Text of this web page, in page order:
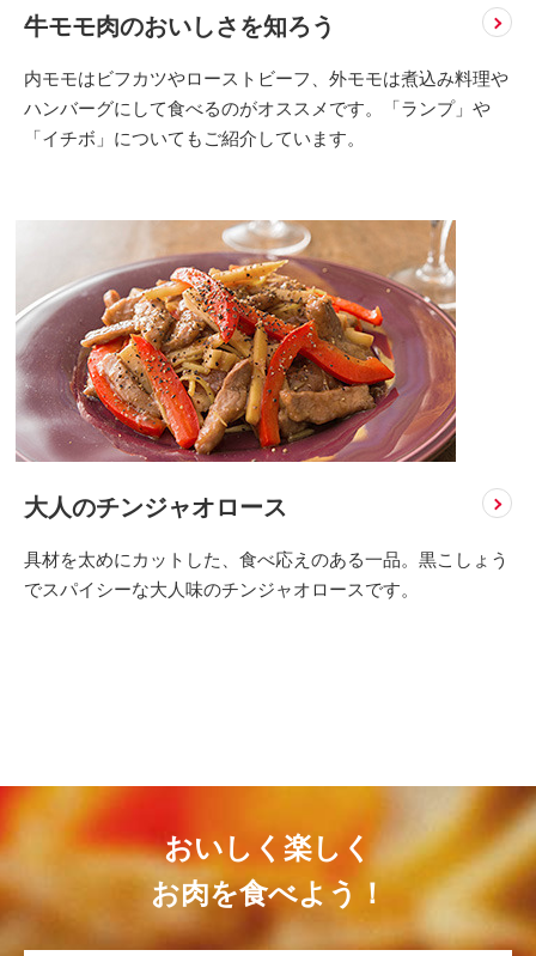
牛モモ肉のおいしさを知ろう
内モモはビフカツやローストビーフ、外モモは煮込み料理や
ハンバーグにして食べるのがオススメです。「ランプ」や
「イチボ」についてもご紹介しています。
大人のチンジャオロース
具材を太めにカットした、食べ応えのある一品。黒こしょう
でスパイシーな大人味のチンジャオロースです。
おいしく楽しく
お肉を食べよう！